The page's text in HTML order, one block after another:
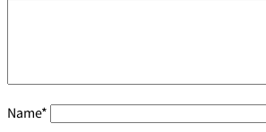
Name*